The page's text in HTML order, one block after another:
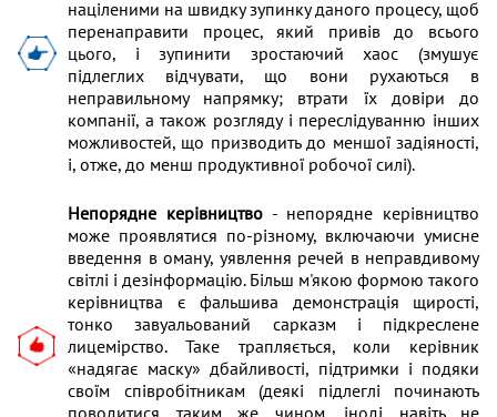
націленими на швидку зупинку даного процесу, щоб
перенаправити процес, який привів до всього
цього, і зупинити зростаючий хаос (змушує
підлеглих відчувати, що вони рухаються в
неправильному напрямку; втрати їх довіри до
компанії, а також розгляду і переслідуванню інших
можливостей, що призводить до меншої задіяності,
і, отже, до менш продуктивної робочої силі).
Непорядне керівництво- непорядне керівництво
може проявлятися по-різному, включаючи умисне
введення в оману, уявлення речей в неправдивому
світлі і дезінформацію. Більш м'якою формою такого
керівництва є фальшива демонстрація щирості,
тонко завуальований сарказм і підкреслене
лицемірство. Таке трапляється, коли керівник
«надягає маску» дбайливості, підтримки і подяки
своїм співробітникам (деякі підлеглі починають